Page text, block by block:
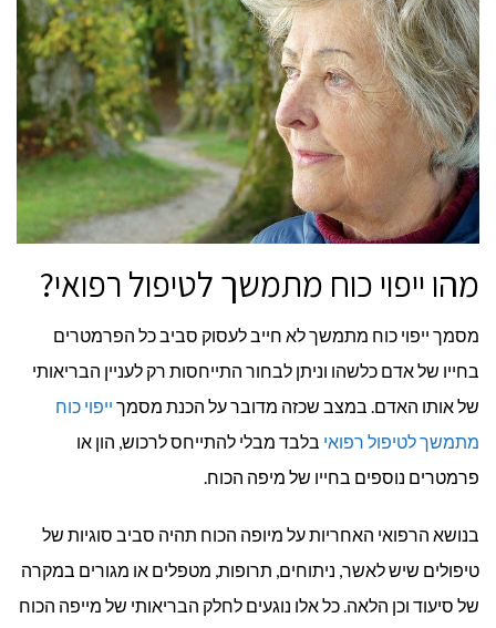
מהו ייפוי כוח מתמשך לטיפול רפואי?
מסמך ייפוי כוח מתמשך לא חייב לעסוק סביב כל הפרמטרים
בחייו של אדם כלשהו וניתן לבחור התייחסות רק לעניין הבריאותי
של אותו האדם. במצב שכזה מדובר על הכנת מסמך ייפוי כוח
מתמשך לטיפול רפואי בלבד מבלי להתייחס לרכוש, הון או
פרמטרים נוספים בחייו של מיפה הכוח.
בנושא הרפואי האחריות על מיופה הכוח תהיה סביב סוגיות של
טיפולים שיש לאשר, ניתוחים, תרופות, מטפלים או מגורים במקרה
של סיעוד וכן הלאה. כל אלו נוגעים לחלק הבריאותי של מייפה הכוח